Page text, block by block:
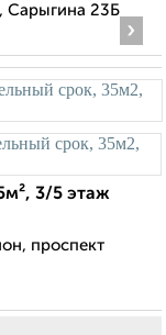
Сарыгина 23Б
›
3/5 этаж
проспект